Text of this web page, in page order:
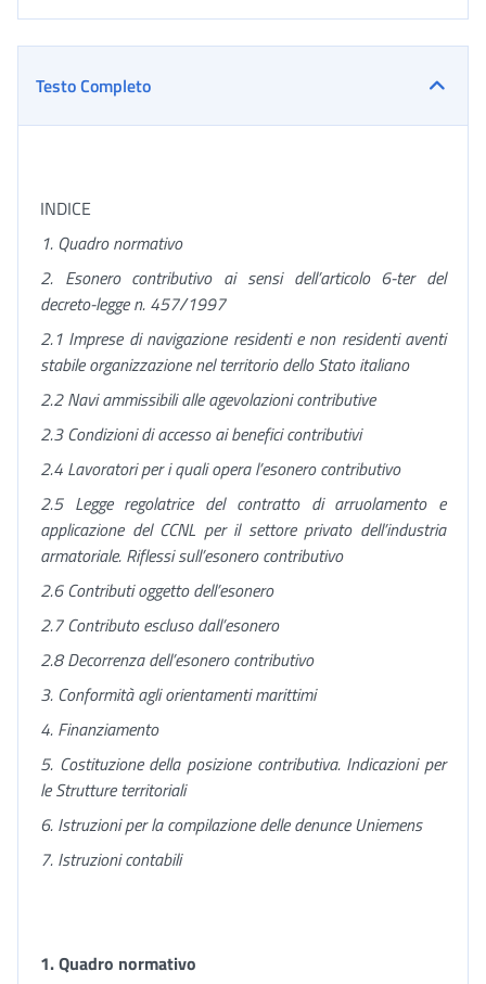
Testo Completo
INDICE
1. Quadro normativo
2. Esonero contributivo ai sensi dell’articolo 6-ter del
decreto-legge n. 457/1997
2.1 Imprese di navigazione residenti e non residenti aventi
stabile organizzazione nel territorio dello Stato italiano
2.2 Navi ammissibili alle agevolazioni contributive
2.3 Condizioni di accesso ai benefici contributivi
2.4 Lavoratori per i quali opera l’esonero contributivo
2.5 Legge regolatrice del contratto di arruolamento e
applicazione del CCNL per il settore privato dell’industria
armatoriale. Riflessi sull’esonero contributivo
2.6 Contributi oggetto dell’esonero
2.7 Contributo escluso dall’esonero
2.8 Decorrenza dell’esonero contributivo
3. Conformità agli orientamenti marittimi
4. Finanziamento
5. Costituzione della posizione contributiva. Indicazioni per
le Strutture territoriali
6. Istruzioni per la compilazione delle denunce Uniemens
7. Istruzioni contabili
1.Quadro normativo